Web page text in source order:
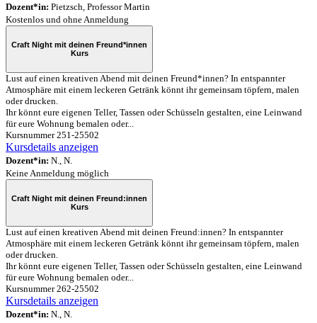
Dozent*in: Pietzsch, Professor Martin
Kostenlos und ohne Anmeldung
Craft Night mit deinen Freund*innen
Kurs
Lust auf einen kreativen Abend mit deinen Freund*innen? In entspannter
Atmosphäre mit einem leckeren Getränk könnt ihr gemeinsam töpfern, malen
oder drucken.
Ihr könnt eure eigenen Teller, Tassen oder Schüsseln gestalten, eine Leinwand
für eure Wohnung bemalen oder...
Kursnummer 251-25502
Kursdetails anzeigen
Dozent*in: N., N.
Keine Anmeldung möglich
Craft Night mit deinen Freund:innen
Kurs
Lust auf einen kreativen Abend mit deinen Freund:innen? In entspannter
Atmosphäre mit einem leckeren Getränk könnt ihr gemeinsam töpfern, malen
oder drucken.
Ihr könnt eure eigenen Teller, Tassen oder Schüsseln gestalten, eine Leinwand
für eure Wohnung bemalen oder...
Kursnummer 262-25502
Kursdetails anzeigen
Dozent*in: N., N.